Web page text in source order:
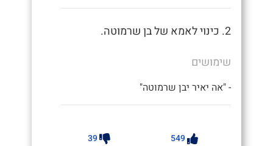
2. כינוי לאמא של בן שרמוטה.
שימושים
- "אה יאיר יבן שרמוטה"
549
39